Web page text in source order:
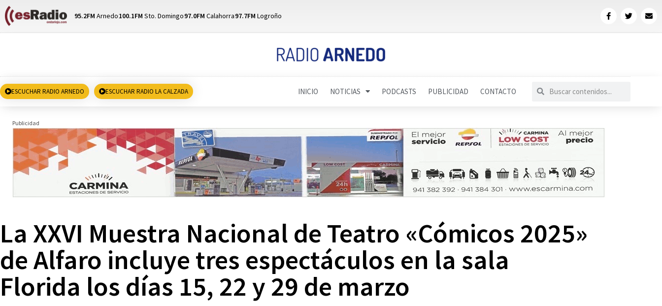
95.2FM Arnedo100.1FM Sto. Domingo97.0FM Calahorra97.7FM Logroño
ESCUCHAR RADIO ARNEDO ESCUCHAR RADIO LA CALZADA INICIO NOTICIAS PODCASTS PUBLICIDAD CONTACTO
Publicidad
La XXVI Muestra Nacional de Teatro «Cómicos 2025»
de Alfaro incluye tres espectáculos en la sala
Florida los días 15, 22 y 29 de marzo